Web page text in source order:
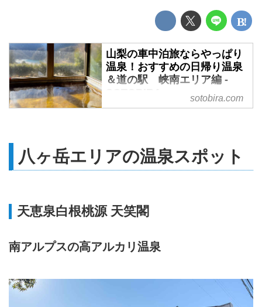
山梨の車中泊旅ならやっぱり
温泉！おすすめの日帰り温泉
＆道の駅 峡南エリア編 -
【概要】2泊2日で行く湯めぐり車
駅を全国を車中泊旅するruiさんが
紹介。
sotobira.com
八ヶ岳エリアの温泉スポット
天恵泉白根桃源 天笑閣
南アルプスの高アルカリ温泉